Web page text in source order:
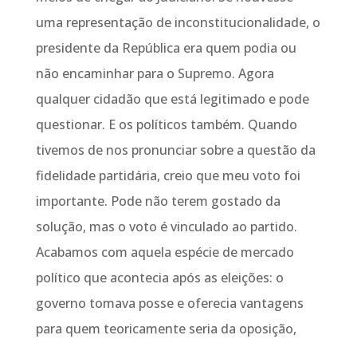
uma representação de inconstitucionalidade, o
presidente da República era quem podia ou
não encaminhar para o Supremo. Agora
qualquer cidadão que está legitimado e pode
questionar. E os políticos também. Quando
tivemos de nos pronunciar sobre a questão da
fidelidade partidária, creio que meu voto foi
importante. Pode não terem gostado da
solução, mas o voto é vinculado ao partido.
Acabamos com aquela espécie de mercado
político que acontecia após as eleições: o
governo tomava posse e oferecia vantagens
para quem teoricamente seria da oposição,